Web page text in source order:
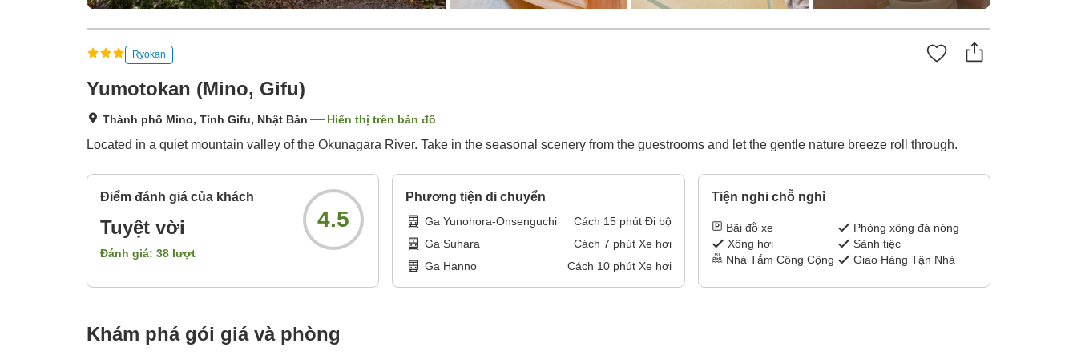
Ryokan
Yumotokan (Mino, Gifu)
Thành phố Mino, Tỉnh Gifu, Nhật Bản Hiển thị trên bản đồ
Located in a quiet mountain valley of the Okunagara River. Take in the seasonal scenery from the guestrooms and let the gentle nature breeze roll through.
Điểm đánh giá của khách
Tuyệt vời
Đánh giá: 38 lượt
4.5
Phương tiện di chuyển
Ga Yunohora-Onsenguchi Cách 15phút Đi bộ
Ga Suhara
Cách 7 phút Xe hơi
Ga Hanno
Cách 10phút Xe hơi
Tiện nghi chỗ nghỉ
Bãi đỗ xe
Phòng xông đá nóng
Xông hơi
Sảnh tiệc
Nhà Tắm Công Cộng
Giao Hàng Tận Nhà
Khám phá gói giá và phòng